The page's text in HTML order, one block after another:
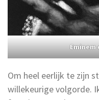
Eminem
Om heel eerlijk te zijn
willekeurige volgorde.